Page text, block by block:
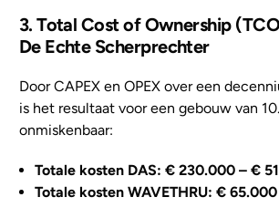
3. Total Cost of Ownership
De Echte Scherprechter
Door CAPEX en OPEX over een
is het resultaat voor een gebouw van
onmiskenbaar:
Totale kosten DAS: € 230.000 – €
Totale kosten WAVETHRU: €